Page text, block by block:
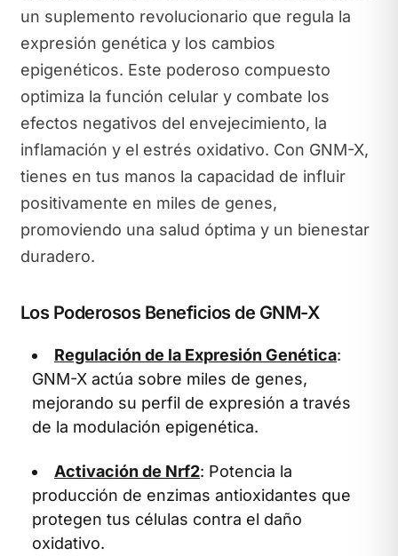
un suplemento revolucionario que regula la
expresión genética y los cambios
epigenéticos. Este poderoso compuesto
optimiza la función celular y combate los
efectos negativos del envejecimiento, la
inflamación y el estrés oxidativo. Con GNM-X,
tienes en tus manos la capacidad de influir
positivamente en miles de genes,
promoviendo una salud óptima y un bienestar
duradero.
Los Poderosos Beneficios de GNM-X
Regulación de la Expresión Genética:
GNM-X actúa sobre miles de genes,
mejorando su perfil de expresión a través
de la modulación epigenética.
Activación de Nrf2: Potencia la
producción de enzimas antioxidantes que
protegen tus células contra el daño
oxidativo.